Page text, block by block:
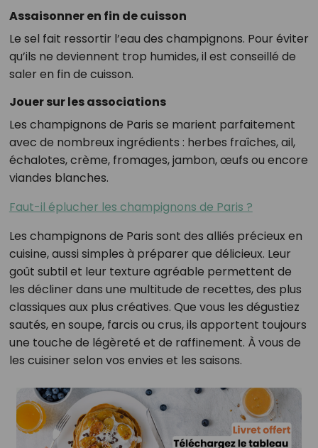
Assaisonner en fin de cuisson
Le sel fait ressortir l’eau des champignons. Pour éviter
qu’ils ne deviennent trop humides, il est conseillé de
saler en fin de cuisson.
Jouer sur les associations
Les champignons de Paris se marient parfaitement
avec de nombreux ingrédients : herbes fraîches, ail,
échalotes, crème, fromages, jambon, œufs ou encore
viandes blanches.
Faut-il éplucher les champignons de Paris ?
Les champignons de Paris sont des alliés précieux en
cuisine, aussi simples à préparer que délicieux. Leur
goût subtil et leur texture agréable permettent de
les décliner dans une multitude de recettes, des plus
classiques aux plus créatives. Que vous les dégustiez
sautés, en soupe, farcis ou crus, ils apportent toujours
une touche de légèreté et de raffinement. À vous de
les cuisiner selon vos envies et les saisons.